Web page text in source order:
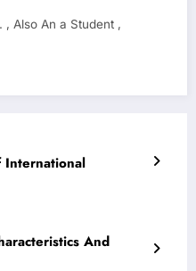
, Also An a Student ,
International
And